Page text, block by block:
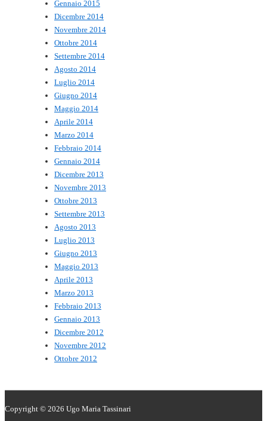
Gennaio 2015
Dicembre 2014
Novembre 2014
Ottobre 2014
Settembre 2014
Agosto 2014
Luglio 2014
Giugno 2014
Maggio 2014
Aprile 2014
Marzo 2014
Febbraio 2014
Gennaio 2014
Dicembre 2013
Novembre 2013
Ottobre 2013
Settembre 2013
Agosto 2013
Luglio 2013
Giugno 2013
Maggio 2013
Aprile 2013
Marzo 2013
Febbraio 2013
Gennaio 2013
Dicembre 2012
Novembre 2012
Ottobre 2012
Copyright © 2026 Ugo Maria Tassinari